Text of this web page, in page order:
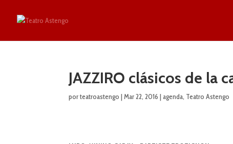
JAZZIRO clásicos de la
porteatroastengo |Mar 22, 2016 |agenda, Teatro Astengo